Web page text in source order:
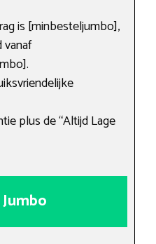
is [minbesteljumbo],
vanaf
plus de “Altijd Lage